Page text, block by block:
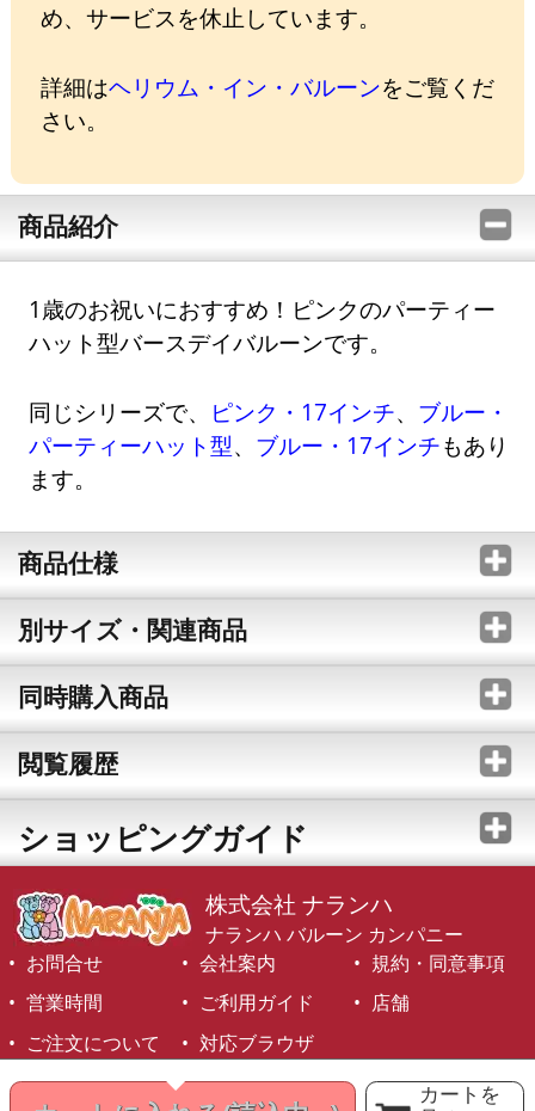
カートを
め、サービスを休止しています。
詳細はヘリウム・イン・バルーンをご覧くだ
さい。
商品紹介
1歳のお祝いにおすすめ！ピンクのパーティー
ハット型バースデイバルーンです。
同じシリーズで、 ピンク・17インチ、 ブルー・
パーティーハット型、 ブルー・17インチもあり
ます。
商品仕様
別サイズ・関連商品
同時購入商品
閲覧履歴
ショッピングガイド
株式会社 ナランハ
ナランハ バルーン カンパニー
お問合せ
会社案内
規約・同意事項
営業時間
ご利用ガイド
店舗
ご注文について
対応ブラウザ
©1999-2026 NARANJA Inc. All Rights Reserved.